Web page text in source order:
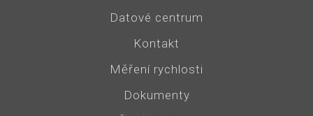
Datové centrum
Kontakt
Měření rychlosti
Dokumenty